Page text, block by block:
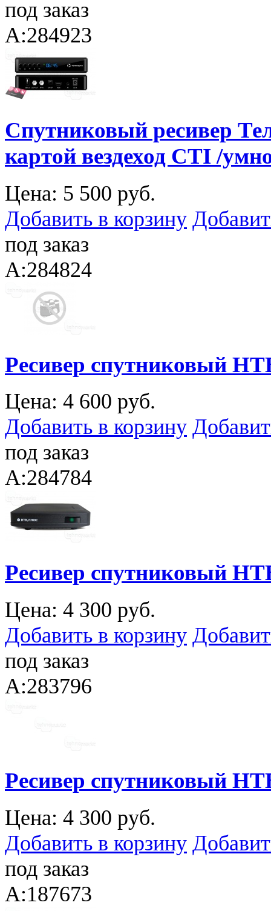
под заказ
A:284923
Спутниковый ресивер
картой вездеход CTI /
Цена: 5 500 руб.
Добавить в корзину
под заказ
A:284824
Ресивер спутниковый
Цена: 4 600 руб.
Добавить в корзину
под заказ
A:284784
Ресивер спутниковый
Цена: 4 300 руб.
Добавить в корзину
под заказ
A:283796
Ресивер спутниковый
Цена: 4 300 руб.
Добавить в корзину
под заказ
A:187673